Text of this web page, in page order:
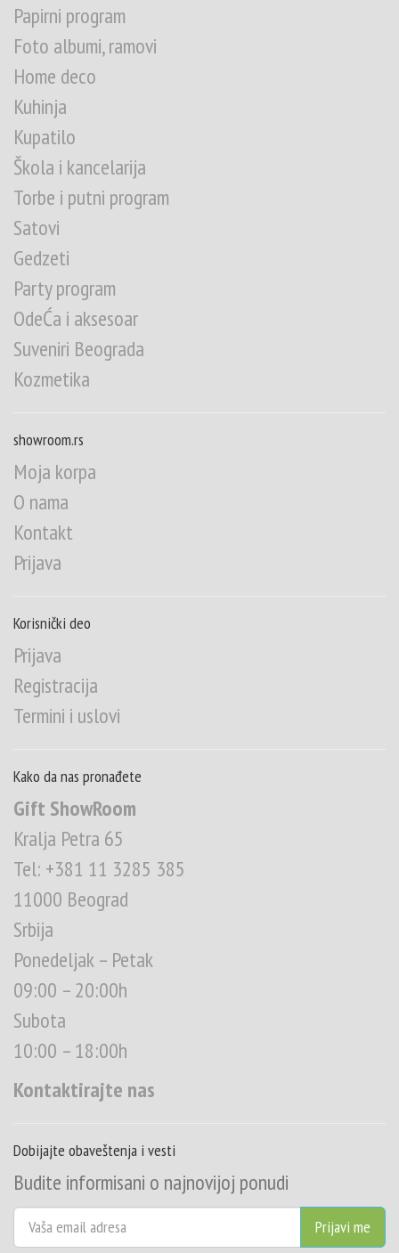
Papirni program
Foto albumi, ramovi
Home deco
Kuhinja
Kupatilo
Škola i kancelarija
Torbe i putni program
Satovi
Gedzeti
Party program
OdeĆa i aksesoar
Suveniri Beograda
Kozmetika
showroom.rs
Moja korpa
O nama
Kontakt
Prijava
Korisnički deo
Prijava
Registracija
Termini i uslovi
Kako da nas pronađete
Gift ShowRoom
Kralja Petra 65
Tel: +381 11 3285 385
11000 Beograd
Srbija
Ponedeljak – Petak
09:00 – 20:00h
Subota
10:00 – 18:00h
Kontaktirajte nas
Dobijajte obaveštenja i vesti
Budite informisani o najnovijoj ponudi